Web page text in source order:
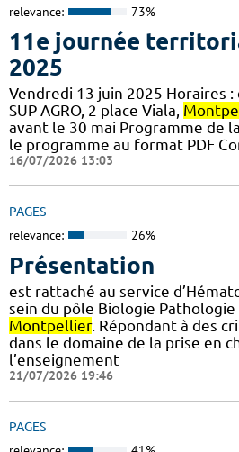
relevance: 73%
11e journée
2025
Vendredi 13 juin 2025 Horaires :
SUP AGRO, 2 place Viala,
avant le 30 mai Programme de
le programme au format PDF
16/07/2026 13:03
PAGES
relevance: 26%
Présentation
est rattaché au service
sein du pôle Biologie Pathologie
Montpellier. Répondant à des
dans le domaine de la prise en
l’enseignement
21/07/2026 19:46
PAGES